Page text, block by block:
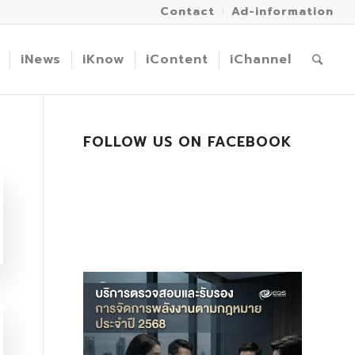
Contact Ad-information
iNews iKnow iContent iChannel
FOLLOW US ON FACEBOOK